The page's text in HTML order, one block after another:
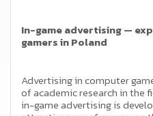
In-game advertising —
gamers in Poland
Advertising in computer
of academic research in the
in-game advertising is